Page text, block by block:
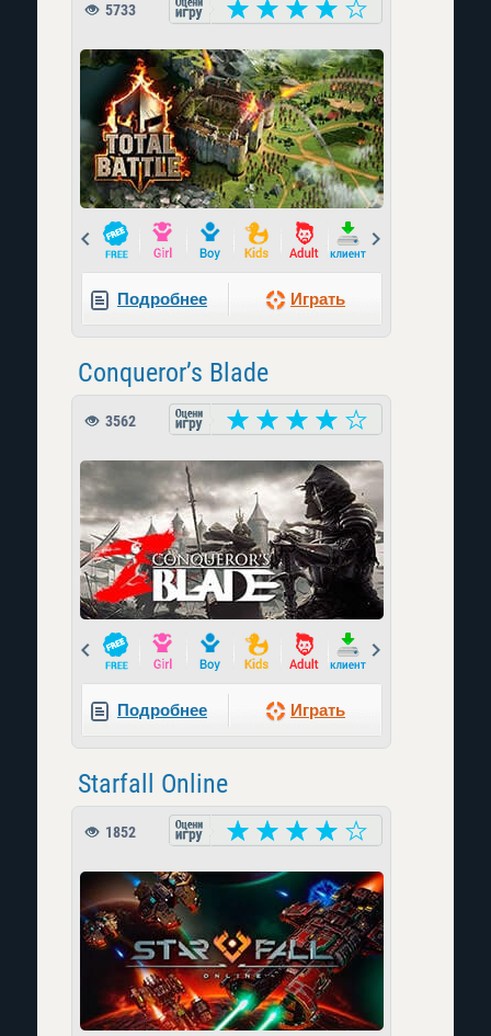
5733
Prev
Подробнее Играть
Conqueror’s Blade
3562
Prev
Подробнее Играть
Starfall Online
1852